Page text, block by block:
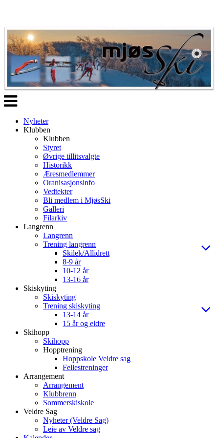
Veksle
navigasjon
Nyheter
Klubben
Klubben
Styret
Øvrige tillitsvalgte
Historikk
Æresmedlemmer
Oranisasjonsinfo
Vedtekter
Bli medlem i MjøsSki
Galleri
Filarkiv
Langrenn
Langrenn
Trening langrenn
Skilek/Allidrett
8-9 år
10-12 år
13-16 år
Skiskyting
Skiskyting
Trening skiskyting
13-14 år
15 år og eldre
Skihopp
Skihopp
Hopptrening
Hoppskole Veldre sag
Fellestreninger
Arrangement
Arrangement
Klubbrenn
Sommerskiskole
Veldre Sag
Nyheter (Veldre Sag)
Leie av Veldre sag